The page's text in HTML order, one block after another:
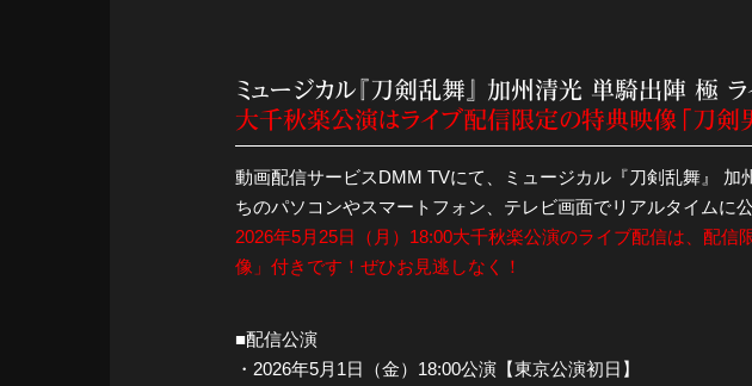
ミュージカル『刀剣乱舞』 加州清光 単騎出陣 極
大千秋楽公演はライブ配信限定の特典映像「刀剣男
動画配信サービスDMM TVにて、ミュージカル『刀剣乱舞』
ちのパソコンやスマートフォン、テレビ画面でリアルタイムに
2026年5月25日（月）18:00大千秋楽公演のライブ配信は、配
像」付きです！ぜひお見逃しなく！
■配信公演
・2026年5月1日（金）18:00公演【東京公演初日】